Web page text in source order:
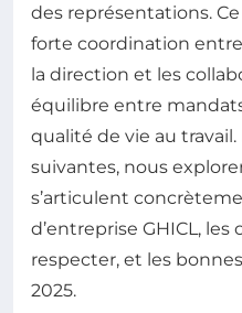
des représentations.
forte coordination
la direction et les
équilibre entre
qualité de vie au
suivantes, nous
s’articulent
d’entreprise GHICL,
respecter, et les
2025.